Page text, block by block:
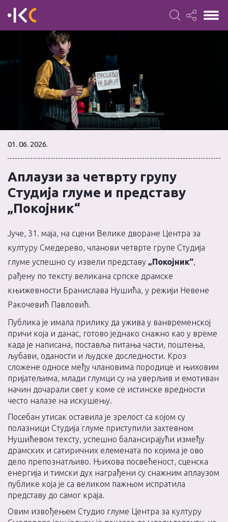
01. 06. 2026.
Аплаузи за четврту групу
Студија глуме и представу
„Покојник“
Јуче, 31. маја, на сцени Велике дворане Центра за
културу Смедерево, чланови четврте групе Студија
глуме успешно су извели представу „Покојник“,
рађену по тексту великана српске драмске
књижевности Бранислава Нушића, у режији Невене
Ракочевић Павловић.
Публика је имала прилику да ужива у ванвременској
причи која и данас, готово једнако снажно као у време
када је написана, поставља питања части, поштења,
љубави, оданости и људске доследности. Кроз
сложене односе међу члановима породице и њиховим
пријатељима, млади глумци су на уверљив и емотиван
начин дочарали свет у коме се истинске вредности
често налазе на искушењу.
Посебан утисак оставила је зрелост са којом су
полазници Студија глуме приступили захтевном
Нушићевом тексту, успешно балансирајући између
драмских и сатиричних елемената по којима је ово
дело препознатљиво. Њихова посвећеност, сценска
енергија и тимски дух награђени су снажним аплаузом
публике која је са великом пажњом испратила
представу до самог краја.
Овим извођењем Студио глуме Центра за културу